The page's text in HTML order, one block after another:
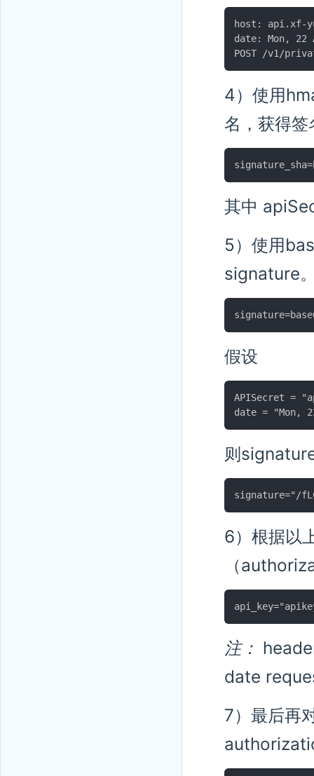
host: api.xf-
date: Mon, 22
4）使用
名，获得
其中
5）使用
signature
假设
APISecret =
则
6）根据以
（
注：
date
7）最后再